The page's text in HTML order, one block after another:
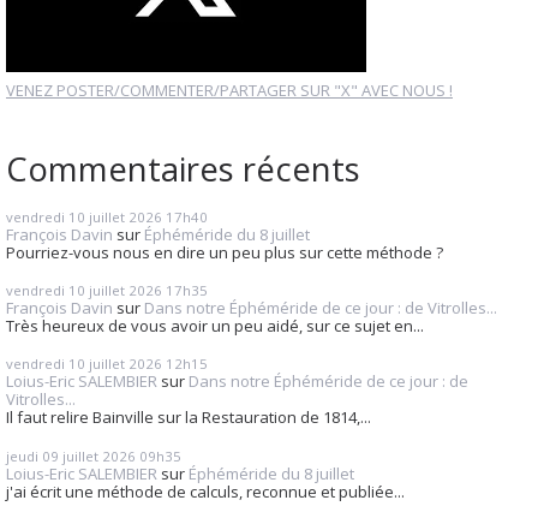
VENEZ POSTER/COMMENTER/PARTAGER SUR "X" AVEC NOUS !
Commentaires récents
vendredi 10 juillet 2026 17h40
François Davin sur Éphéméride du 8 juillet
Pourriez-vous nous en dire un peu plus sur cette méthode ?
vendredi 10 juillet 2026 17h35
François Davin sur Dans notre Éphéméride de ce jour : de Vitrolles...
Très heureux de vous avoir un peu aidé, sur ce sujet en...
vendredi 10 juillet 2026 12h15
Loius-Eric SALEMBIER sur Dans notre Éphéméride de ce jour : de
Vitrolles...
Il faut relire Bainville sur la Restauration de 1814,...
jeudi 09 juillet 2026 09h35
Loius-Eric SALEMBIER sur Éphéméride du 8 juillet
j'ai écrit une méthode de calculs, reconnue et publiée...